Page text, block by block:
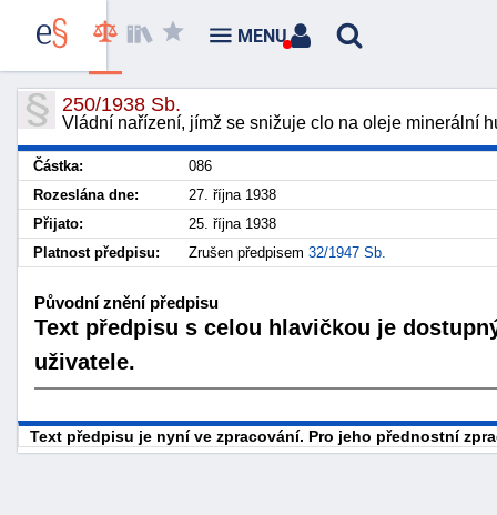
250/1938 Sb.
Vládní nařízení, jímž se snižuje clo na oleje minerální
Částka:
086
Rozeslána dne:
27. října 1938
Přijato:
25. října 1938
Platnost předpisu:
Zrušen předpisem 32/1947 Sb.
Původní znění předpisu
Text předpisu s celou hlavičkou je
uživatele.
Text předpisu je nyní ve zpracování. Pro jeho přednostní
MENU